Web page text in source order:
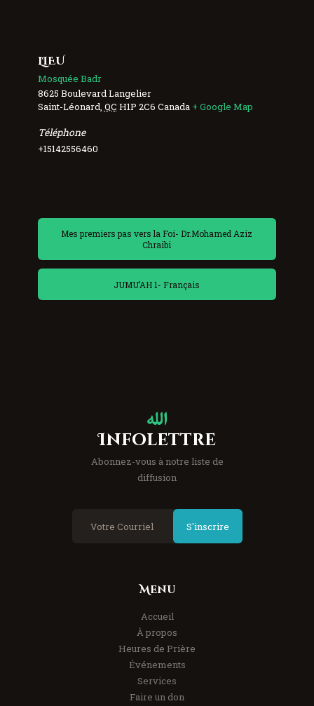
LIEU
Mosquée Badr
8625 Boulevard Langelier
Saint-Léonard QC H1P 2C6 Canada + Google Map
Téléphone
+15142556460
Mes premiers pas vers la Foi- Dr.Mohamed Aziz
Chraibi
JUMU’AH 1- Français
Infolettre
Abonnez-vous à notre liste de
diffusion
S'inscrire
Menu
Accueil
À propos
Heures de Prière
Événements
Services
Faire un don